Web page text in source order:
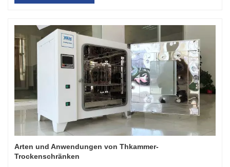
Arten und Anwendungen von Thkammer-
Trockenschränken